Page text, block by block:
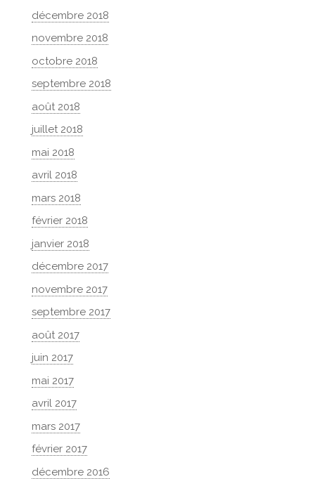
décembre 2018
novembre 2018
octobre 2018
septembre 2018
août 2018
juillet 2018
mai 2018
avril 2018
mars 2018
février 2018
janvier 2018
décembre 2017
novembre 2017
septembre 2017
août 2017
juin 2017
mai 2017
avril 2017
mars 2017
février 2017
décembre 2016